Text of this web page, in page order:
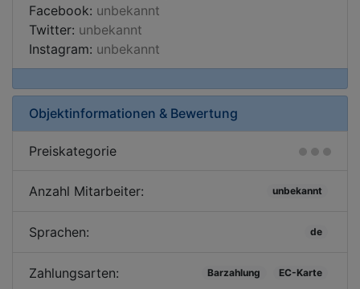
Facebook: unbekannt
Twitter: unbekannt
Instagram: unbekannt
Objektinformationen & Bewertung
Preiskategorie
Anzahl Mitarbeiter: unbekannt
Sprachen: de
Zahlungsarten: Barzahlung EC-Karte